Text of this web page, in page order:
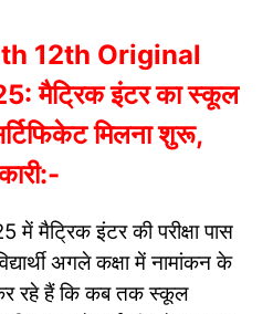
12th Original
मैट्रिक इंटर का स्कूल
मिलना शुरू,
मैट्रिक इंटर की परीक्षा पास
अगले कक्षा में नामांकन के
कर रहे हैं कि कब तक स्कूल